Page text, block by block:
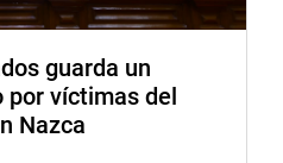
de peruanos usuarios de
de Internet y telefonía fija
guarda un
por víctimas del
Nazca